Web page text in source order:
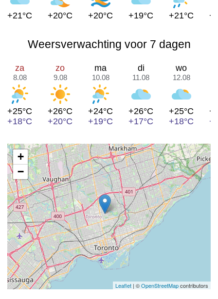
+21°C +20°C +20°C +19°C +21°C
Weersverwachting voor 7 dagen
za
8.08
+25°C
+18°C
zo
9.08
+26°C
+20°C
ma
10.08
+24°C
+19°C
di
11.08
+26°C
+17°C
wo
12.08
+25°C
+18°C
+
−
Leaflet | ©OpenStreetMapcontributors